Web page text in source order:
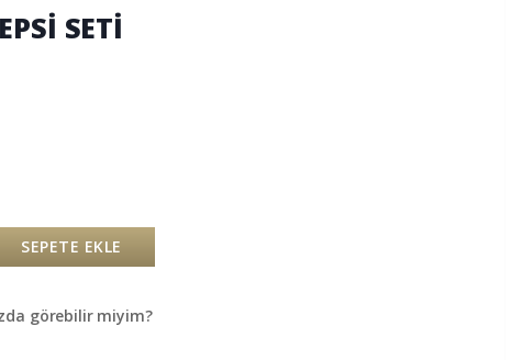
SETİ
SEPETE EKLE
görebilir miyim?